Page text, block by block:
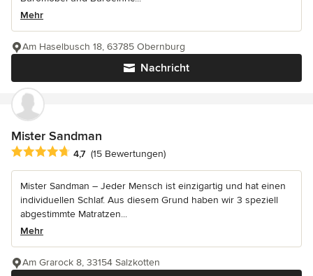
Mehr
Nachricht
Am Haselbusch 18, 63785 Obernburg
Mister Sandman
Durchschnittliche Bewertung: 4.7 von 5 Sternen
4,7 (15 Bewertungen)
Mister Sandman – Jeder Mensch ist einzigartig und hat einen
individuellen Schlaf. Aus diesem Grund haben wir 3 speziell
abgestimmte Matratzen...
Mehr
Am Grarock 8, 33154 Salzkotten